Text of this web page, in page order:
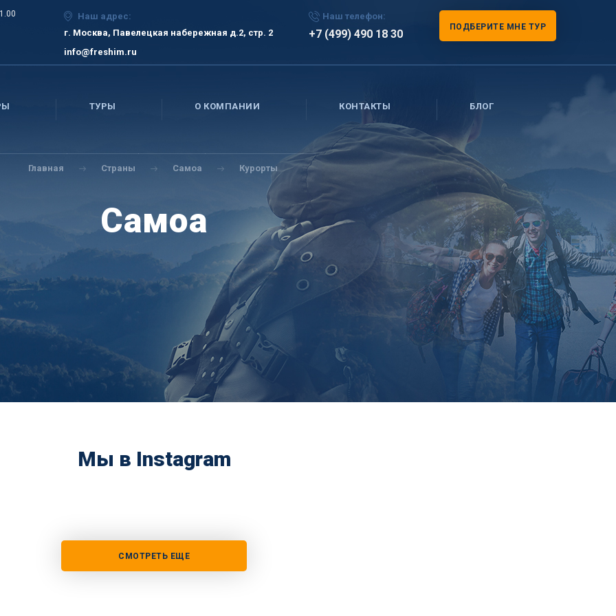
Наш адрес:
г. Москва, Павелецкая набережная д.2, стр. 2
info@freshim.ru
Наш телефон:
+7 (499) 490 18 30
ПОДБЕРИТЕ МНЕ ТУР
ТУРЫ О КОМПАНИИ КОНТАКТЫ БЛОГ
Главная Страны Самоа Курорты
Самоа
Мы в Instagram
СМОТРЕТЬ ЕЩЕ